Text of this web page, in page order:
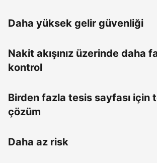
Daha yüksek gelir güvenliği
Nakit akışınız üzerinde daha
kontrol
Birden fazla tesis sayfası için
çözüm
Daha az risk